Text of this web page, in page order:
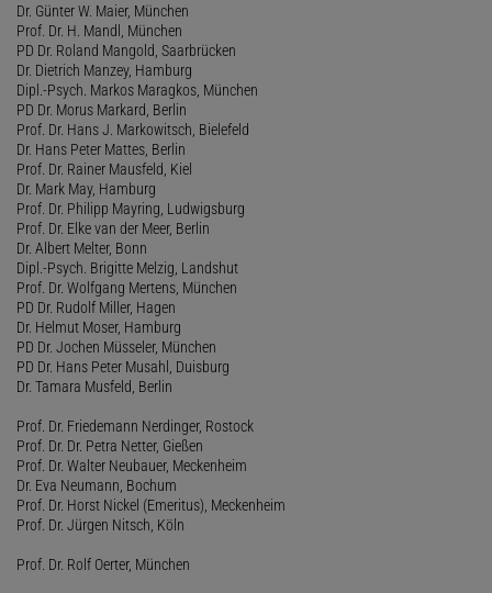
Dr. Günter W. Maier, München
Prof. Dr. H. Mandl, München
PD Dr. Roland Mangold, Saarbrücken
Dr. Dietrich Manzey, Hamburg
Dipl.-Psych. Markos Maragkos, München
PD Dr. Morus Markard, Berlin
Prof. Dr. Hans J. Markowitsch, Bielefeld
Dr. Hans Peter Mattes, Berlin
Prof. Dr. Rainer Mausfeld, Kiel
Dr. Mark May, Hamburg
Prof. Dr. Philipp Mayring, Ludwigsburg
Prof. Dr. Elke van der Meer, Berlin
Dr. Albert Melter, Bonn
Dipl.-Psych. Brigitte Melzig, Landshut
Prof. Dr. Wolfgang Mertens, München
PD Dr. Rudolf Miller, Hagen
Dr. Helmut Moser, Hamburg
PD Dr. Jochen Müsseler, München
PD Dr. Hans Peter Musahl, Duisburg
Dr. Tamara Musfeld, Berlin
Prof. Dr. Friedemann Nerdinger, Rostock
Prof. Dr. Dr. Petra Netter, Gießen
Prof. Dr. Walter Neubauer, Meckenheim
Dr. Eva Neumann, Bochum
Prof. Dr. Horst Nickel (Emeritus), Meckenheim
Prof. Dr. Jürgen Nitsch, Köln
Prof. Dr. Rolf Oerter, München